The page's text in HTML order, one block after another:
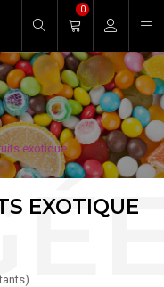
0
exotique
EXOTIQUE